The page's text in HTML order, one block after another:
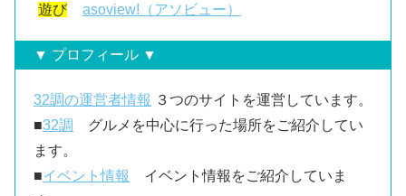
遊び
asoview!（アソビュー）
▼ プロフィール ▼
32調の運営者情報 ３つのサイトを運営しています。
■32調
グルメを中心に行った場所をご紹介してい
ます。
■イベント情報
イベント情報をご紹介していま